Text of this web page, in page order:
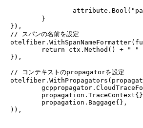
				attribute
. Bool (
			}
		}),
		// スパンの名前を設定
		otelfiber
. WithSpanNameFormatter(
			return
ctx . Method () + " "
		}),
		// コンテキストのpropagatorを設定
		otelfiber
. WithPropagators (
			gcppropagator
.
			propagation
. TraceContext
			propagation
. Baggage{},
		)),